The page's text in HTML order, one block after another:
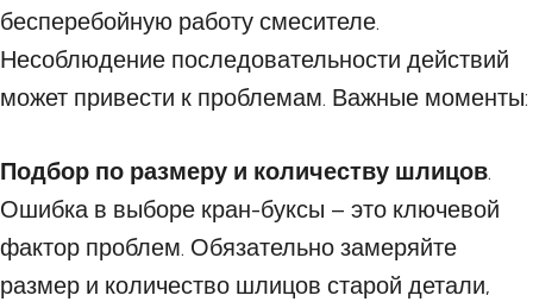
бесперебойную работу смесителе.
Несоблюдение последовательности действий
может привести к проблемам. Важные моменты:
Подбор по размеру и количеству шлицов.
Ошибка в выборе кран-буксы – это ключевой
фактор проблем. Обязательно замеряйте
размер и количество шлицов старой детали,